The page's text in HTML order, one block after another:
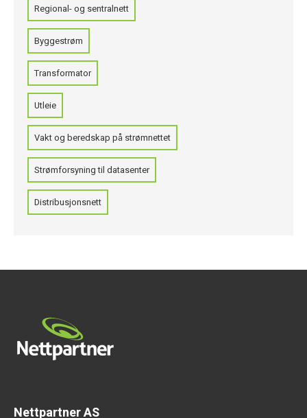
Regional- og sentralnett
Byggestrøm
Transformator
Utleie
Vakt og beredskap på strømnettet
Strømforsyning til datasenter
Distribusjonsnett
Nettpartner AS